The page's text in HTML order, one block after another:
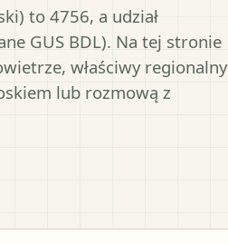
to 4756, a udział
GUS BDL). Na tej stronie
właściwy regionalny
lub rozmową z